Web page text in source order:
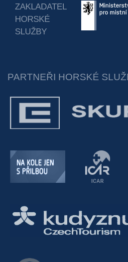
ZAKLADATEL
HORSKÉ
SLUŽBY
PARTNEŘI HORSKÉ